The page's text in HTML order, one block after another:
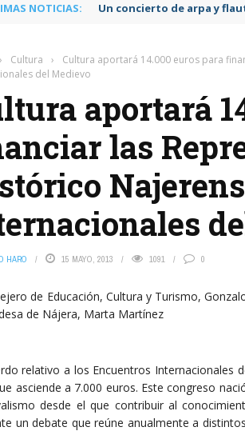
NOTICIAS: Un concierto de arpa y
› Cultura ›
Cultura aportará 14.000 euros para
del Medievo
aportará
las
HARO 15 MAYO, 2013 1091 0
de Educación, Cultura y Turismo,
de Nájera, Marta Martínez
relativo a los Encuentros Internacionales
asciende a 7.000 euros. Este congreso
desde el que contribuir al
un debate que reúne anualmente a